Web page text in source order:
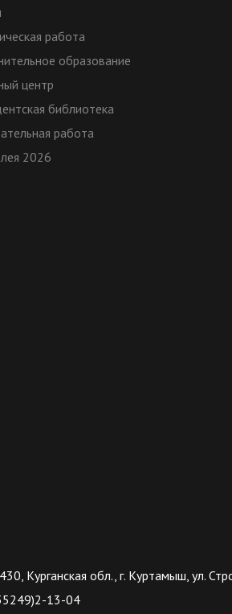
работа
образование
центр
библиотека
работа
2026
Курганская обл., г. Куртамыш, ул.
13-04